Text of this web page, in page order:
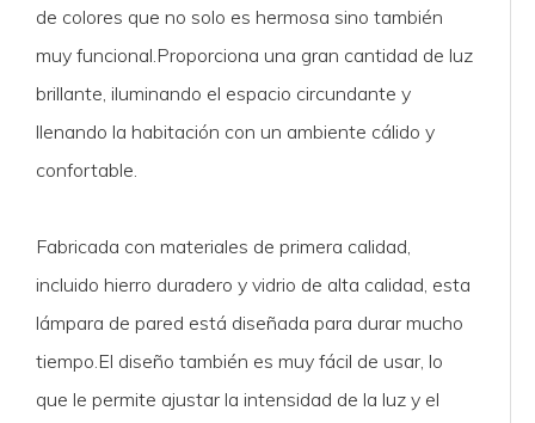
de colores que no solo es hermosa sino también
muy funcional.Proporciona una gran cantidad de luz
brillante, iluminando el espacio circundante y
llenando la habitación con un ambiente cálido y
confortable.
Fabricada con materiales de primera calidad,
incluido hierro duradero y vidrio de alta calidad, esta
lámpara de pared está diseñada para durar mucho
tiempo.El diseño también es muy fácil de usar, lo
que le permite ajustar la intensidad de la luz y el